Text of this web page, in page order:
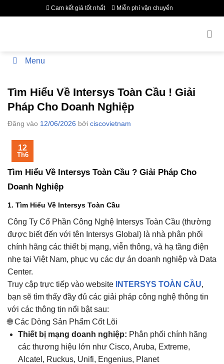
qua
Cam kết giá tốt nhất Miễn phí vận chuyển
Menu
Tìm Hiểu Về Intersys Toàn Cầu ! Giải
Pháp Cho Doanh Nghiệp
Đăng vào 12/06/2026 bởi ciscovietnam
12
Th6
Tìm Hiểu Về Intersys Toàn Cầu ? Giải Pháp Cho
Doanh Nghiệp
1. Tìm Hiểu Về Intersys Toàn Cầu
Công Ty Cổ Phần Công Nghệ Intersys Toàn Cầu (thường
được biết đến với tên Intersys Global) là nhà phân phối
chính hãng các thiết bị mạng, viễn thông, và hạ tầng điện
nhẹ tại Việt Nam, phục vụ các dự án doanh nghiệp và Data
Center.
Truy cập trực tiếp vào website
INTERSYS TOÀN CẦU,
bạn sẽ tìm thấy đầy đủ các giải pháp công nghệ thông tin
với các thông tin nổi bật sau:
🌐 Các Dòng Sản Phẩm Cốt Lõi
Thiết bị mạng doanh nghiệp: Phân phối chính hãng
các thương hiệu lớn như Cisco, Aruba, Extreme,
Alcatel, Ruckus, Unifi, Engenius, Planet